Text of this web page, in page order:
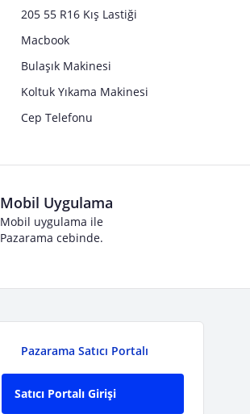
205 55 R16 Kış Lastiği
Macbook
Bulaşık Makinesi
Koltuk Yıkama Makinesi
Cep Telefonu
Mobil Uygulama
Mobil uygulama ile
Pazarama cebinde.
Pazarama Satıcı Portalı
Satıcı Portalı Girişi